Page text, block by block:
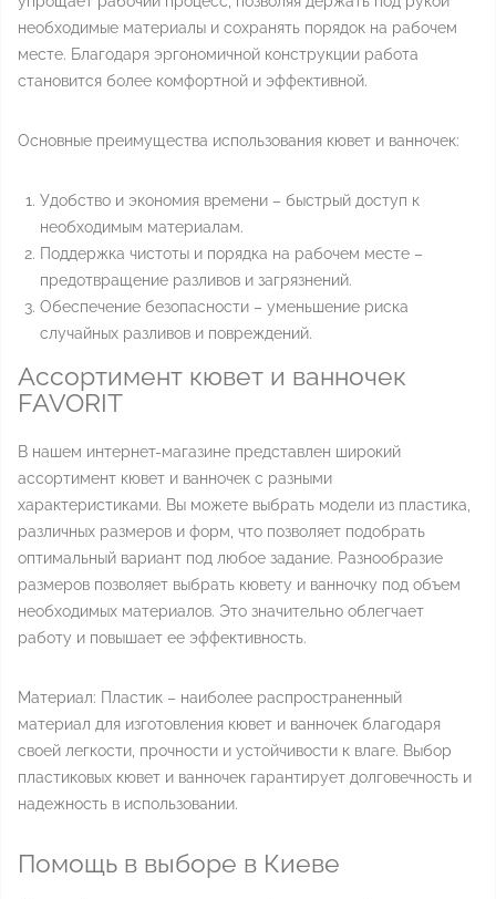
необходимые материалы и сохранять порядок на рабочем
месте. Благодаря эргономичной конструкции работа
становится более комфортной и эффективной.
Основные преимущества использования кювет и ванночек:
Удобство и экономия времени – быстрый доступ к
необходимым материалам.
Поддержка чистоты и порядка на рабочем месте –
предотвращение разливов и загрязнений.
Обеспечение безопасности – уменьшение риска
случайных разливов и повреждений.
Ассортимент кювет и ванночек
FAVORIT
В нашем интернет-магазине представлен широкий
ассортимент кювет и ванночек с разными
характеристиками. Вы можете выбрать модели из пластика,
различных размеров и форм, что позволяет подобрать
оптимальный вариант под любое задание. Разнообразие
размеров позволяет выбрать кювету и ванночку под объем
необходимых материалов. Это значительно облегчает
работу и повышает ее эффективность.
Материал: Пластик – наиболее распространенный
материал для изготовления кювет и ванночек благодаря
своей легкости, прочности и устойчивости к влаге. Выбор
пластиковых кювет и ванночек гарантирует долговечность и
надежность в использовании.
Помощь в выборе в Киеве